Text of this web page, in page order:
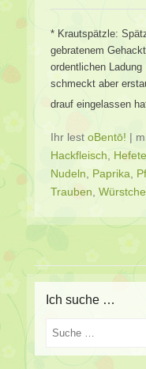
* Krautspätzle:
gebratenem
ordentlichen
schmeckt aber
drauf eingelassen
Ihr lest oBentō! |
Hackfleisch
Nudeln
Paprika
Trauben
Ich suche …
Suche